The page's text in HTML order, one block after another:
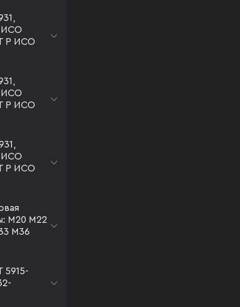
ИСО
Р ИСО
ИСО
Р ИСО
ИСО
Р ИСО
М20 М22
М36
5915-